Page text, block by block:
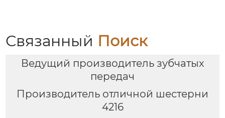
Связанный Поиск
Ведущий производитель зубчатых
передач
Производитель отличной шестерни
4216